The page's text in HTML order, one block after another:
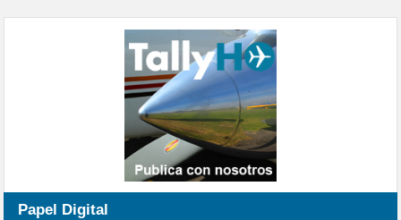
Papel Digital